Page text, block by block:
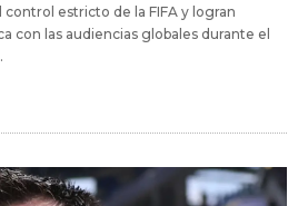
estricto de la FIFA y logran
con las audiencias globales durante el